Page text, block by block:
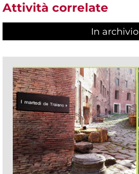
Attività correlate
In archivio